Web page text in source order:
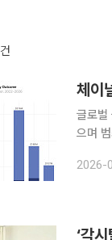
건
체이
글로벌
으며
금을
2026-
‘각